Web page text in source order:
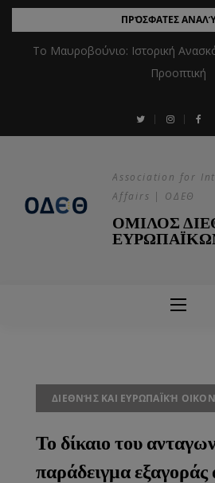
ΠΡΌΣΦΑΤΕΣ
Το Μαυροβούνιο: Ιστορική
Προοπτική
Association for
Affairs | ΟΔΕΘ
ΟΜΙΛΟΣ
ΔΙΕΘΝΉΣ ΚΑΙ ΕΥΡΩΠΑΪΚΉ
Το δίκαιο του
παράδειγμα